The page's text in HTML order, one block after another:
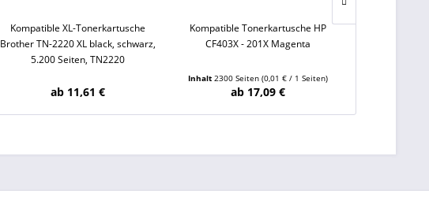
Kompatible XL-Tonerkartusche
Brother TN-2220 XL black, schwarz,
5.200 Seiten, TN2220
ab 11,61 €
Kompatible Tonerkartusche HP
CF403X - 201X Magenta
Inhalt 2300 Seiten (0,01 € / 1 Seiten)
ab 17,09 €